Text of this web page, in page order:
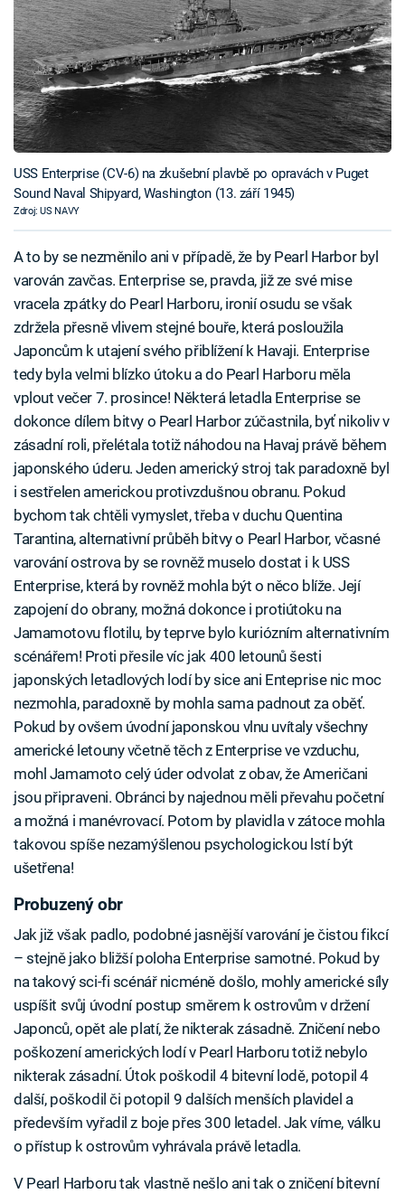
USS Enterprise (CV-6) na zkušební plavbě po opravách v Puget
Sound Naval Shipyard, Washington (13. září 1945)
Zdroj: US NAVY
A to by se nezměnilo ani v případě, že by Pearl Harbor byl
varován zavčas. Enterprise se, pravda, již ze své mise
vracela zpátky do Pearl Harboru, ironií osudu se však
zdržela přesně vlivem stejné bouře, která posloužila
Japoncům k utajení svého přiblížení k Havaji. Enterprise
tedy byla velmi blízko útoku a do Pearl Harboru měla
vplout večer 7. prosince! Některá letadla Enterprise se
dokonce dílem bitvy o Pearl Harbor zúčastnila, byť nikoliv v
zásadní roli, přelétala totiž náhodou na Havaj právě během
japonského úderu. Jeden americký stroj tak paradoxně byl
i sestřelen americkou protivzdušnou obranu. Pokud
bychom tak chtěli vymyslet, třeba v duchu Quentina
Tarantina, alternativní průběh bitvy o Pearl Harbor, včasné
varování ostrova by se rovněž muselo dostat i k USS
Enterprise, která by rovněž mohla být o něco blíže. Její
zapojení do obrany, možná dokonce i protiútoku na
Jamamotovu flotilu, by teprve bylo kuriózním alternativním
scénářem! Proti přesile víc jak 400 letounů šesti
japonských letadlových lodí by sice ani Enteprise nic moc
nezmohla, paradoxně by mohla sama padnout za oběť.
Pokud by ovšem úvodní japonskou vlnu uvítaly všechny
americké letouny včetně těch z Enterprise ve vzduchu,
mohl Jamamoto celý úder odvolat z obav, že Američani
jsou připraveni. Obránci by najednou měli převahu početní
a možná i manévrovací. Potom by plavidla v zátoce mohla
takovou spíše nezamýšlenou psychologickou lstí být
ušetřena!
Probuzený obr
Jak již však padlo, podobné jasnější varování je čistou fikcí
– stejně jako bližší poloha Enterprise samotné. Pokud by
na takový sci-fi scénář nicméně došlo, mohly americké síly
uspíšit svůj úvodní postup směrem k ostrovům v držení
Japonců, opět ale platí, že nikterak zásadně. Zničení nebo
poškození amerických lodí v Pearl Harboru totiž nebylo
nikterak zásadní. Útok poškodil 4 bitevní lodě, potopil 4
další, poškodil či potopil 9 dalších menších plavidel a
především vyřadil z boje přes 300 letadel. Jak víme, válku
o přístup k ostrovům vyhrávala právě letadla.
V Pearl Harboru tak vlastně nešlo ani tak o zničení bitevní